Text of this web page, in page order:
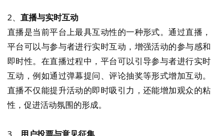
2、 直播与实时互动
直播是当前平台上最具互动性的一种形式。通过直播，
平台可以与参与者进行实时互动，增强活动的参与感和
即时性。在直播过程中，平台可以引导参与者进行实时
互动，例如通过弹幕提问、评论抽奖等形式增加互动。
直播不仅能提升活动的即时吸引力，还能增加观众的粘
性，促进活动氛围的形成。